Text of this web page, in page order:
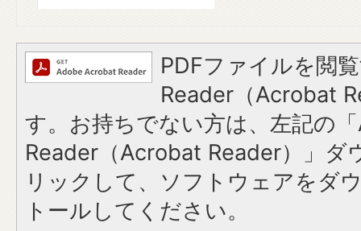
PDFファイルを閲
Reader（Acrobat
す。お持ちでない方は、左記の
Reader（Acrobat Reader）」ダ
リックして、ソフトウェアをダ
トールしてください。